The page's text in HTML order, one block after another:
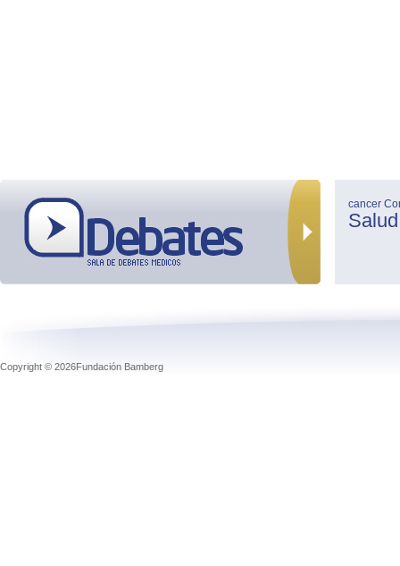
cancer
Salud
Copyright © 2026Fundación Bamberg